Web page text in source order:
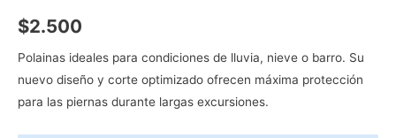
$2.500
Polainas ideales para condiciones de lluvia, nieve o barro. Su
nuevo diseño y corte optimizado ofrecen máxima protección
para las piernas durante largas excursiones.